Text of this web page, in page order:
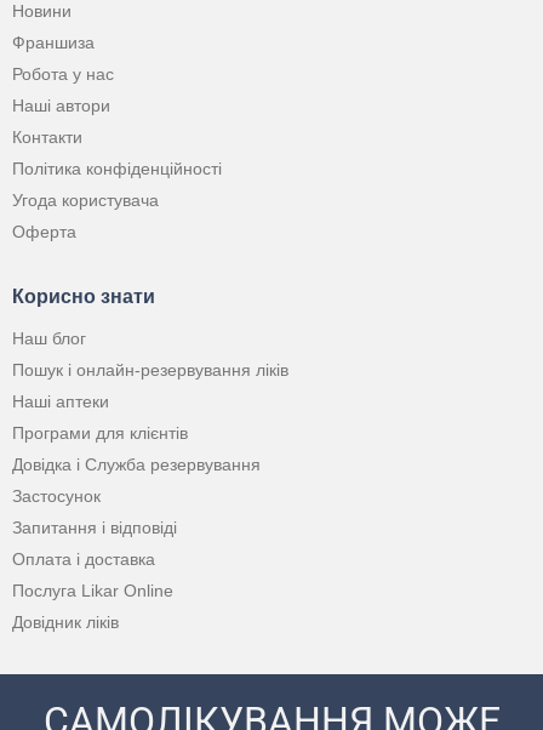
Новини
Франшиза
Робота у нас
Наші автори
Контакти
Політика конфіденційності
Угода користувача
Оферта
Корисно знати
Наш блог
Пошук і онлайн-резервування ліків
Наші аптеки
Програми для клієнтів
Довідка і Служба резервування
Застосунок
Запитання і відповіді
Оплата і доставка
Послуга Likar Online
Довідник ліків